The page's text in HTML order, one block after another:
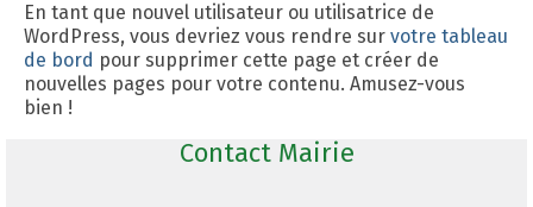
En tant que nouvel utilisateur ou utilisatrice de
WordPress, vous devriez vous rendre sur votre tableau
de bord pour supprimer cette page et créer de
nouvelles pages pour votre contenu. Amusez-vous
bien !
Contact Mairie